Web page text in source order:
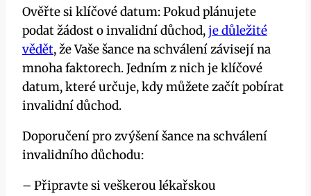
Ověřte si klíčové ​datum: Pokud plánujete
⁤podat žádost o invalidní důchod,je důležité
vědět, že ⁢Vaše⁢ šance na schválení závisejí‍ na
mnoha ⁢faktorech.​ Jedním ⁤z nich je klíčové
datum, které určuje, ⁢kdy⁢ můžete začít pobírat
invalidní ‍důchod.
Doporučení pro zvýšení šance na schválení
invalidního důchodu:
– Připravte si veškerou lékařskou